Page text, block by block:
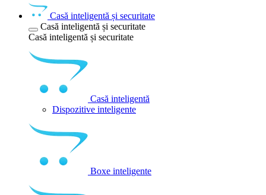
Casă inteligentă și securitate
Casă inteligentă și securitate
Casă inteligentă și securitate
Casă inteligentă
Dispozitive inteligente
Boxe inteligente